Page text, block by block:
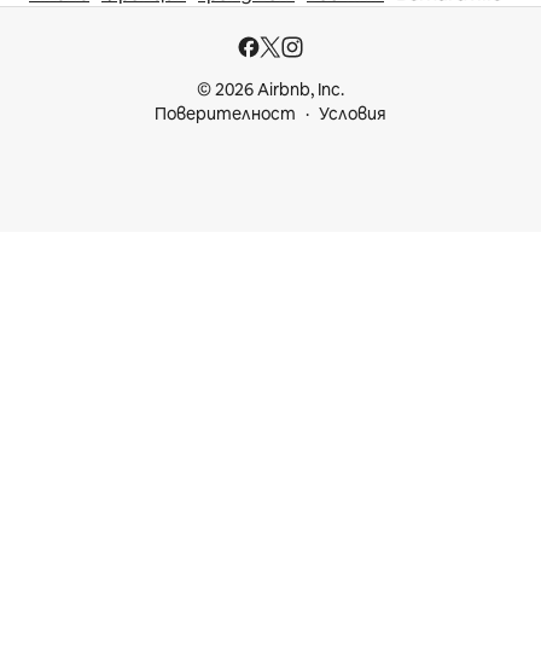
© 2026 Airbnb, Inc.
Поверителност
Условия